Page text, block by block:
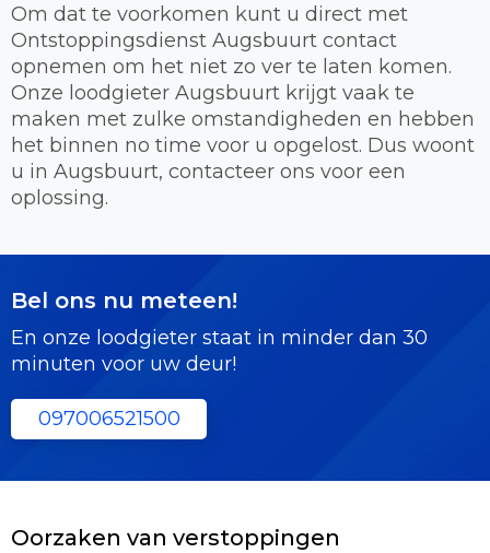
Om dat te voorkomen kunt u direct met
Ontstoppingsdienst Augsbuurt contact
opnemen om het niet zo ver te laten komen.
Onze loodgieter Augsbuurt krijgt vaak te
maken met zulke omstandigheden en hebben
het binnen no time voor u opgelost. Dus woont
u in Augsbuurt, contacteer ons voor een
oplossing.
Bel ons nu meteen!
En onze loodgieter staat in minder dan 30
minuten voor uw deur!
097006521500
Oorzaken van verstoppingen